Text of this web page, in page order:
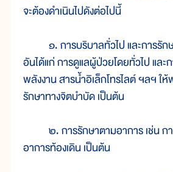
จะต้องดำเนินไปดังต่อไปนี้
๑. การบริบาลทั่วไป และการรักษ
อันได้แก่ การดูแลผู้ป่วยโดยทั่วไป และ
พลังงาน สารน้ำอิเล็กโทรไลต์ ฯลฯ ให้
รักษาทางจิตบำบัด เป็นต้น
๒. การรักษาตามอาการ เช่น กา
อาการท้องเดิน เป็นต้น